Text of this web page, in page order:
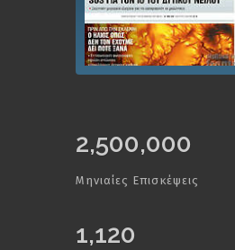
2,500,000
Μηνιαίες Επισκέψεις
1,120